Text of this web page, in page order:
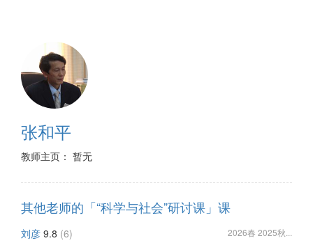
张和平
教师主页： 暂无
其他老师的「“科学与社会”研讨课」课
刘彦 9.8 (6) 2026春 2025秋...